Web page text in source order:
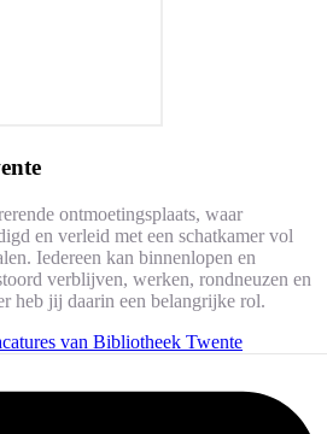
ontmoetingsplaats, waar
en verleid met een schatkamer vol
Iedereen kan binnenlopen en
verblijven, werken, rondneuzen en
heb jij daarin een belangrijke rol.
van Bibliotheek Twente